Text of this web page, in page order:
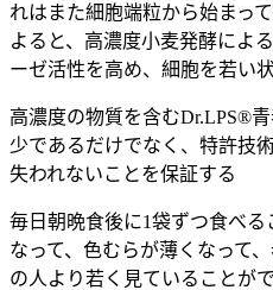
れはまた細胞端粒から始まっ
よると、高濃度小麦発酵によ
ーゼ活性を高め、細胞を若い
高濃度の物質を含むDr.LPS®
少であるだけでなく、特許技
失われないことを保証する
毎日朝晩食後に1袋ずつ食べる
なって、色むらが薄くなって
の人より若く見ていることがで